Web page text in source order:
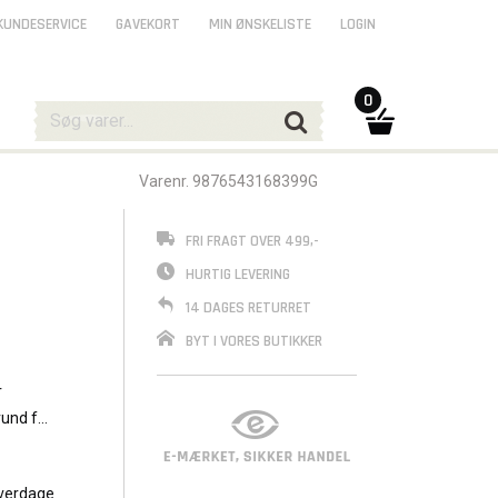
Varenr. 9876543168399G
for
FRI FRAGT OVER 499,-
HURTIG LEVERING
14 DAGES RETURRET
BYT I VORES BUTIKKER
GAVEKORT MIN ØNSKELISTE LOGIN
0